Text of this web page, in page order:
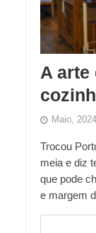
A arte
Maio, 2024
Trocou
meia e diz
que pode
e margem